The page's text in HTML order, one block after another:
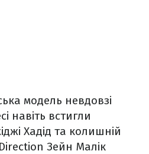
модель невдовзі
навіть встигли
Хадід та колишній
Зейн Малік